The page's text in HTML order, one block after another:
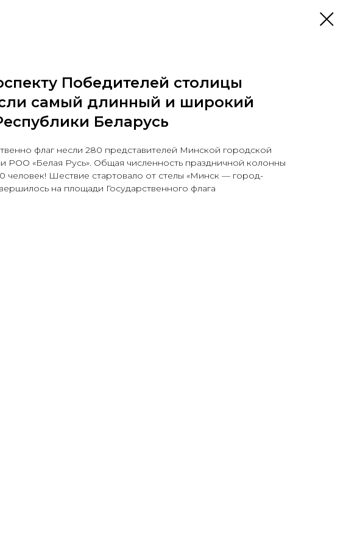
Победителей столицы
самый длинный и широкий
Беларусь
флаг несли 280 представителей Минской городской
РОО «Белая Русь». Общая численность праздничной колонны
человек! Шествие стартовало от стелы «Минск — город-
на площади Государственного флага